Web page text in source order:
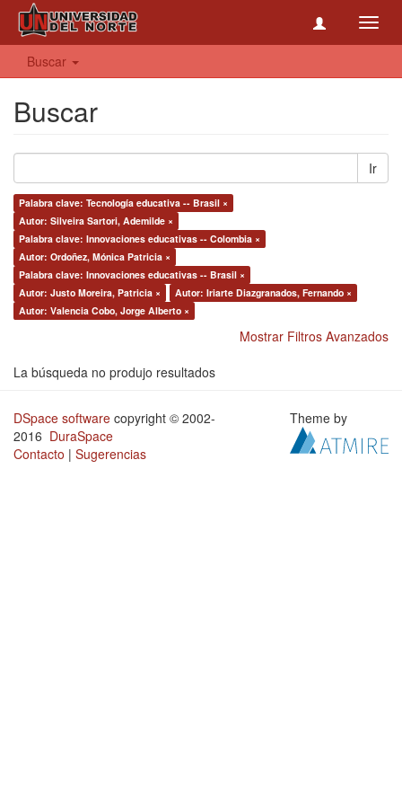
Buscar
Buscar
Ir
Palabra clave: Tecnología educativa -- Brasil ×
Autor: Silveira Sartori, Ademilde ×
Palabra clave: Innovaciones educativas -- Colombia ×
Autor: Ordoñez, Mónica Patricia ×
Palabra clave: Innovaciones educativas -- Brasil ×
Autor: Justo Moreira, Patricia ×
Autor: Iriarte Diazgranados, Fernando ×
Autor: Valencia Cobo, Jorge Alberto ×
Mostrar Filtros Avanzados
La búsqueda no produjo resultados
DSpace software copyright © 2002-
2016 DuraSpace
Contacto | Sugerencias
Theme by